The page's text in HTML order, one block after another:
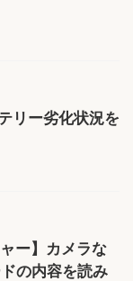
リー劣化状況を
ー】カメラな
の内容を読み